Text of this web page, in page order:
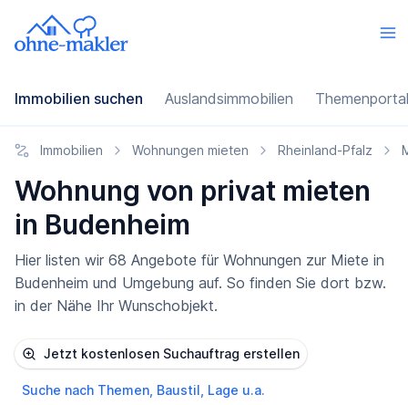
Immobilien suchen Auslandsimmobilien
Immobilien Wohnungen mieten Rheinland-Pfalz
Wohnung von privat mieten
in Budenheim
Hier listen wir 68 Angebote für Wohnungen zur Miete in
Budenheim und Umgebung auf. So finden Sie dort bzw.
in der Nähe Ihr Wunschobjekt.
Jetzt kostenlosen Suchauftrag erstellen
Suche nach Themen, Baustil, Lage u.a.